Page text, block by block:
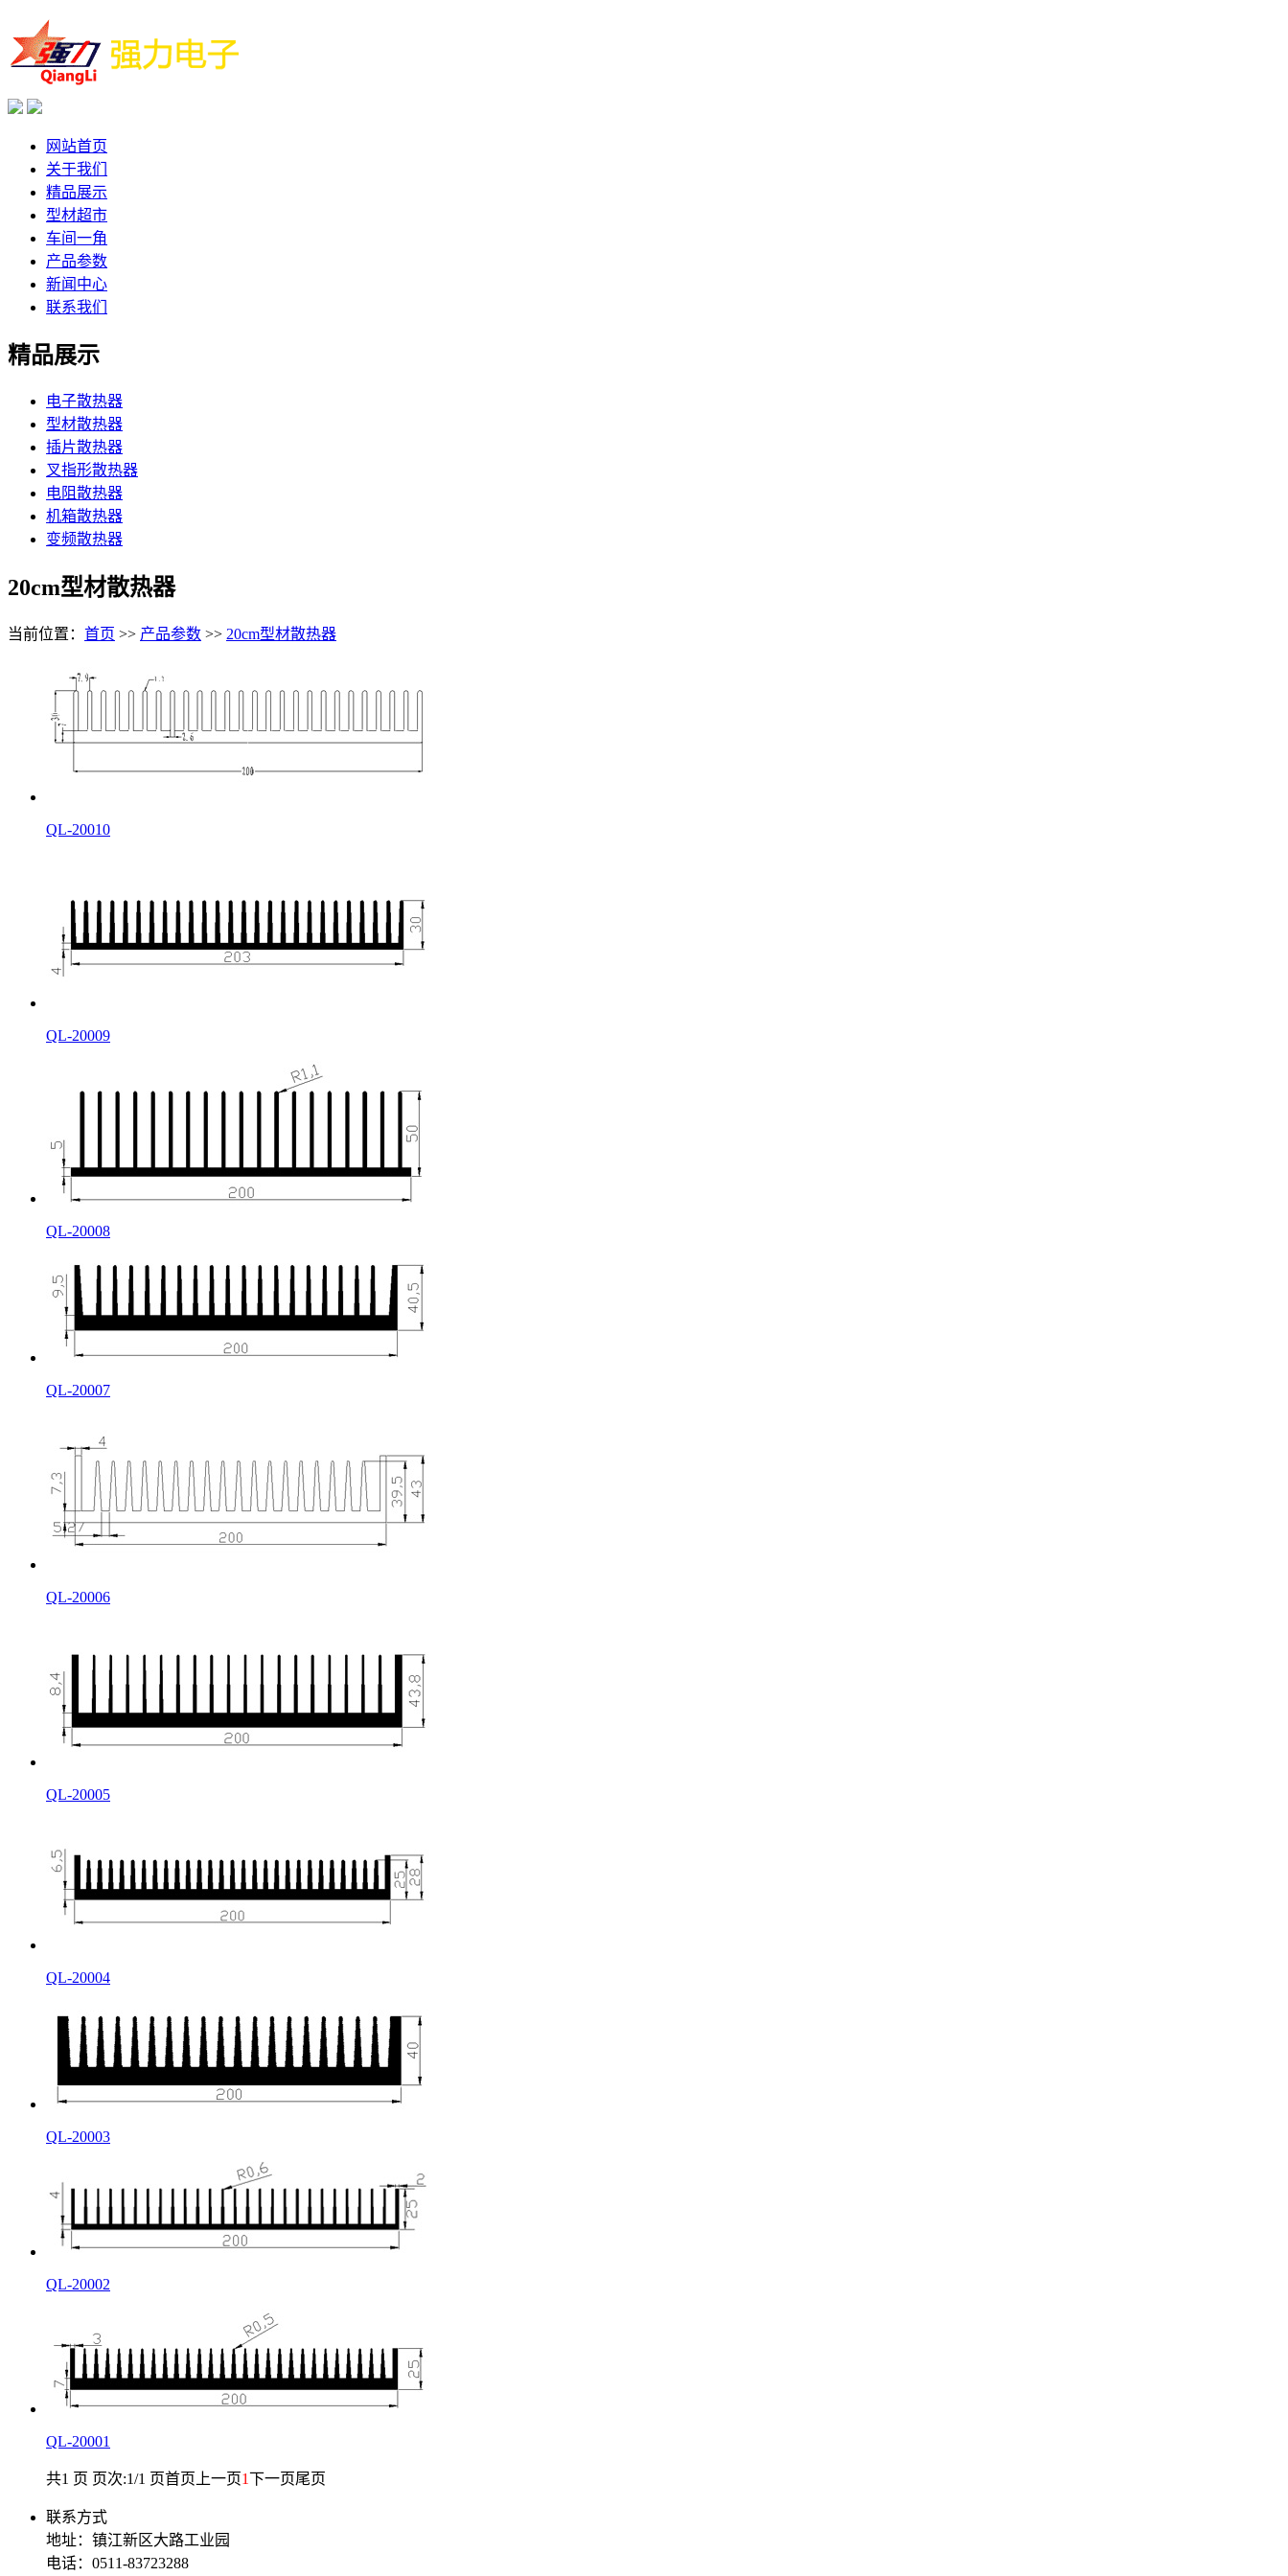
网站首页
关于我们
精品展示
型材超市
车间一角
产品参数
新闻中心
联系我们
精品展示
电子散热器
型材散热器
插片散热器
叉指形散热器
电阻散热器
机箱散热器
变频散热器
20cm型材散热器
当前位置： 首页 >> 产品参数 >> 20cm型材散热器
QL-20010
QL-20009
QL-20008
QL-20007
QL-20006
QL-20005
QL-20004
QL-20003
QL-20002
QL-20001
共1 页 页次:1/1 页首页 上一页1下一页尾页
联系方式
地址：镇江新区大路工业园
电话：0511-83723288